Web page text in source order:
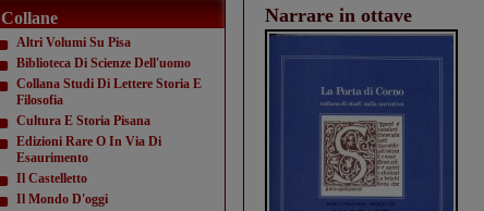
Collane
Altri Volumi Su Pisa
Biblioteca Di Scienze Dell'uomo
Collana Studi Di Lettere Storia E
Filosofia
Cultura E Storia Pisana
Edizioni Rare O In Via Di
Esaurimento
Il Castelletto
Il Mondo D'oggi
Narrare in ottave